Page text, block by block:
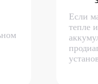
Если
тепле